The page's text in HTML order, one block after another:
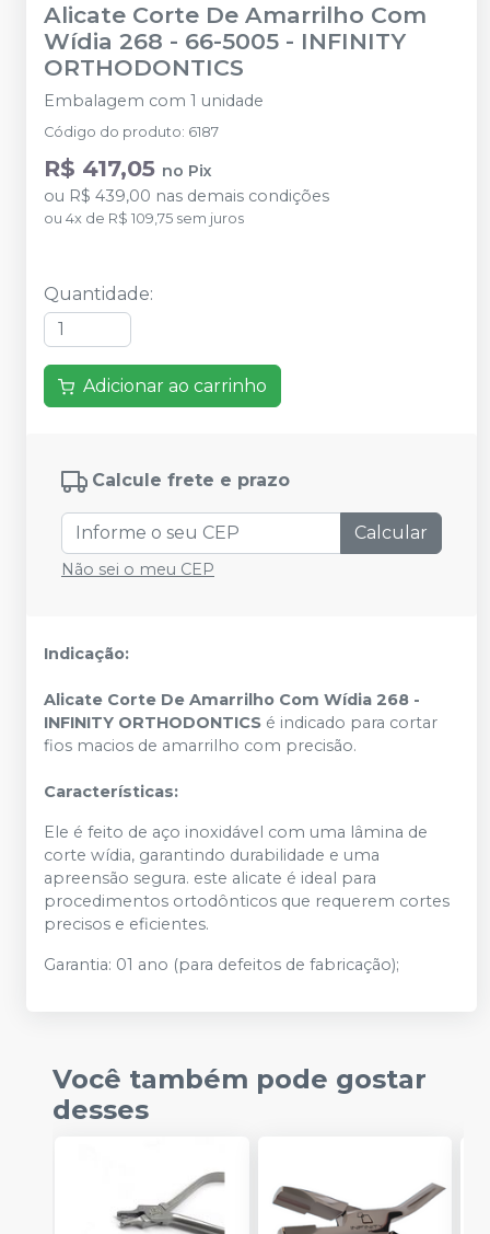
Alicate Corte De Amarrilho Com
Wídia 268 - 66-5005 - INFINITY
ORTHODONTICS
Embalagem com 1 unidade
Código do produto: 6187
R$ 417,05 no Pix
ou R$ 439,00 nas demais condições
ou 4x de R$ 109,75 sem juros
Quantidade:
Adicionar ao carrinho
Calcule frete e prazo
Calcular
Não sei o meu CEP
Indicação:
Alicate Corte De Amarrilho Com Wídia 268 -
INFINITY ORTHODONTICS é indicado para cortar
fios macios de amarrilho com precisão.
Características:
Ele é feito de aço inoxidável com uma lâmina de
corte wídia, garantindo durabilidade e uma
apreensão segura. este alicate é ideal para
procedimentos ortodônticos que requerem cortes
precisos e eficientes.
Garantia: 01 ano (para defeitos de fabricação);
Você também pode gostar
desses